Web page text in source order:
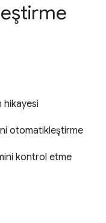
hikayesi
otomatikleştirme
kontrol etme